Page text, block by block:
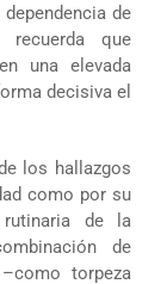
de
recuerda que
una elevada
decisiva el
los hallazgos
como por su
rutinaria de la
de
torpeza